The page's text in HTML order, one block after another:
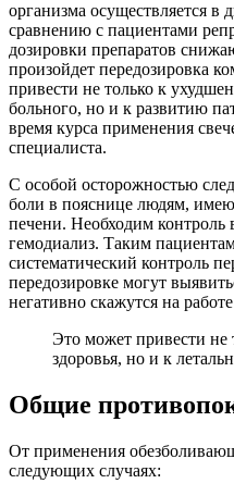
организма осуществляется в
сравнению с пациентами
дозировки препаратов
произойдет передозировка
привести не только к
больного, но и к развитию
время курса применения
специалиста.
С особой осторожностью
боли в пояснице людям,
печени. Необходим
гемодиализ. Таким
систематический контроль
передозировке могут
негативно скажутся на
Это может привести не
здоровья, но и к
Общие
От применения
следующих случаях: